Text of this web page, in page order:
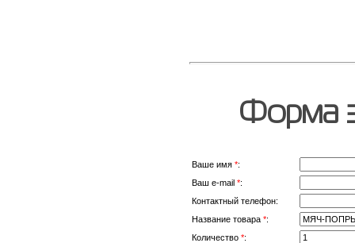
Форма
Ваше имя *:
Ваш e-mail *:
Контактный телефон:
Название товара *:
Количество *: